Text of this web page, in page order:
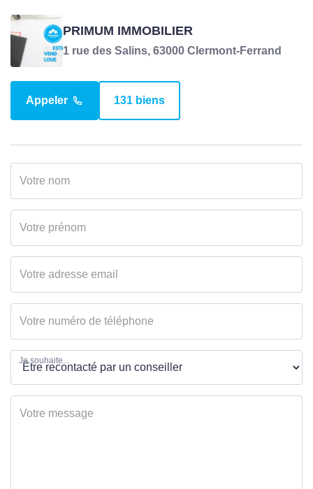
PRIMUM IMMOBILIER
1 rue des Salins, 63000 Clermont-Ferrand
Appeler 131 biens
Je souhaite...